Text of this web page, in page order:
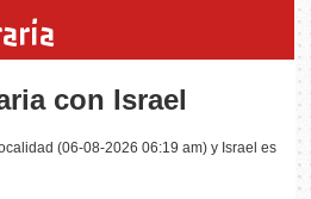
con Israel
(06-08-2026 06:19 am) y Israel es